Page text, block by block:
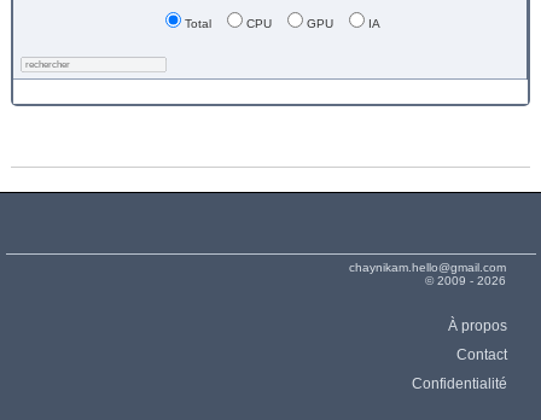
Total CPU GPU IA
chaynikam.hello@gmail.com
© 2009 - 2026
À propos
Contact
Confidentialité